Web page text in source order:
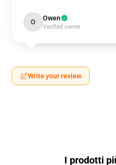
O Owen
Verified owner
Write your review
I prodotti